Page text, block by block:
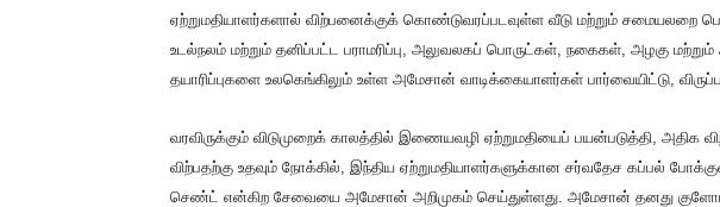
ஏற்றுமதியாளர்களால் விற்பனைக்குக் கொண்டுவரப்படவுள்ள வீடு மற்றும்
உடல்நலம் மற்றும் தனிப்பட்ட பராமரிப்பு, அலுவலகப் பொருட்கள், நகைகள், அழகு
தயாரிப்புகளை உலகெங்கிலும் உள்ள அமேசான் வாடிக்கையாளர்கள் பார்வையிட்டு,
வரவிருக்கும் விடுமுறைக் காலத்தில் இணையவழி ஏற்றுமதியைப் பயன்படுத்தி, அதிக
விற்பதற்கு உதவும் நோக்கில், இந்திய ஏற்றுமதியாளர்களுக்கான சர்வதேச கப்பல்
செண்ட் என்கிற சேவையை அமேசான் அறிமுகம் செய்துள்ளது. அமேசான் தனது குளோபல்